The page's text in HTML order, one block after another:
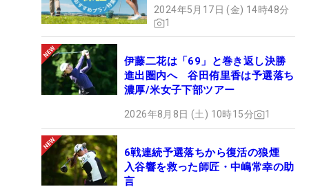
2024年5月17日 (金) 14時48分
1
伊藤二花は「69」と巻き返し決勝
進出圏内へ 谷田侑里香は予選落ち
濃厚/米女子下部ツアー
2026年8月8日 (土) 10時15分 1
6戦連続予選落ちから復活の狼煙
入谷響を救った師匠・中嶋常幸の助
言